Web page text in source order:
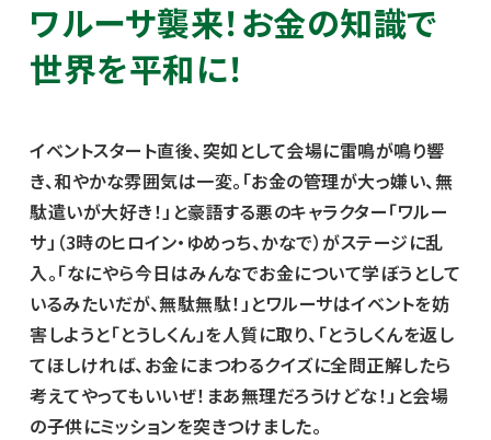
ワルーサ襲来！お金の知識で
世界を平和に！
イベントスタート直後、突如として会場に雷鳴が鳴り響
き、和やかな雰囲気は一変。「お金の管理が大っ嫌い、無
駄遣いが大好き！」と豪語する悪のキャラクター「ワルー
サ」（3時のヒロイン・ゆめっち、かなで）がステージに乱
入。「なにやら今日はみんなでお金について学ぼうとして
いるみたいだが、無駄無駄！」とワルーサはイベントを妨
害しようと「とうしくん」を人質に取り、「とうしくんを返し
てほしければ、お金にまつわるクイズに全問正解したら
考えてやってもいいぜ！まあ無理だろうけどな！」と会場
の子供にミッションを突きつけました。